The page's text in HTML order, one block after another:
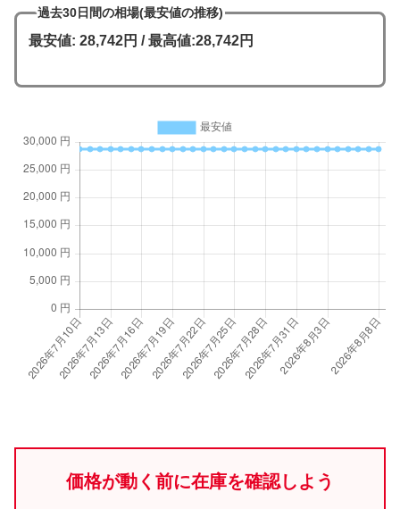
過去30日間の相場(最安値の推移)
最安値: 28,742円 / 最高値:28,742円
価格が動く前に在庫を確認しよう